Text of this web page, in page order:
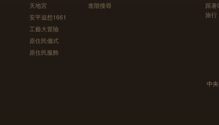
天地宮
安平追想1661
工藝大冒險
原住民儀式
原住民服飾
進階搜尋
跟
旅行
中